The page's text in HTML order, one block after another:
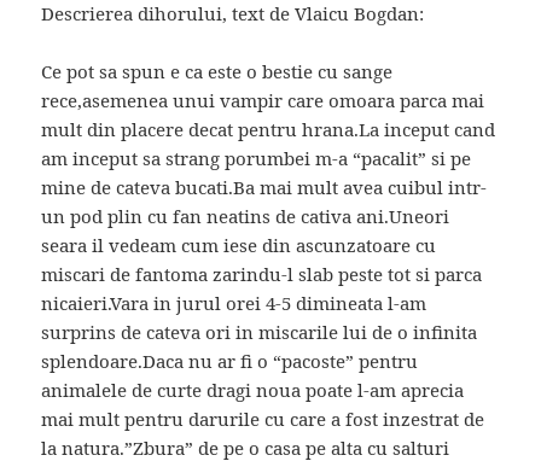
Descrierea dihorului, text de Vlaicu Bogdan:
Ce pot sa spun e ca este o bestie cu sange
rece,asemenea unui vampir care omoara parca mai
mult din placere decat pentru hrana.La inceput cand
am inceput sa strang porumbei m-a “pacalit” si pe
mine de cateva bucati.Ba mai mult avea cuibul intr-
un pod plin cu fan neatins de cativa ani.Uneori
seara il vedeam cum iese din ascunzatoare cu
miscari de fantoma zarindu-l slab peste tot si parca
nicaieri.Vara in jurul orei 4-5 dimineata l-am
surprins de cateva ori in miscarile lui de o infinita
splendoare.Daca nu ar fi o “pacoste” pentru
animalele de curte dragi noua poate l-am aprecia
mai mult pentru darurile cu care a fost inzestrat de
la natura.”Zbura” de pe o casa pe alta cu salturi